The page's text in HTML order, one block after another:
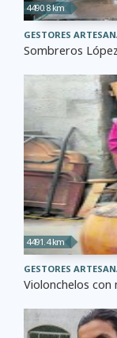
4490.8 km
GESTORES
Sombreros López
4491.4 km
GESTORES
Violonchelos con